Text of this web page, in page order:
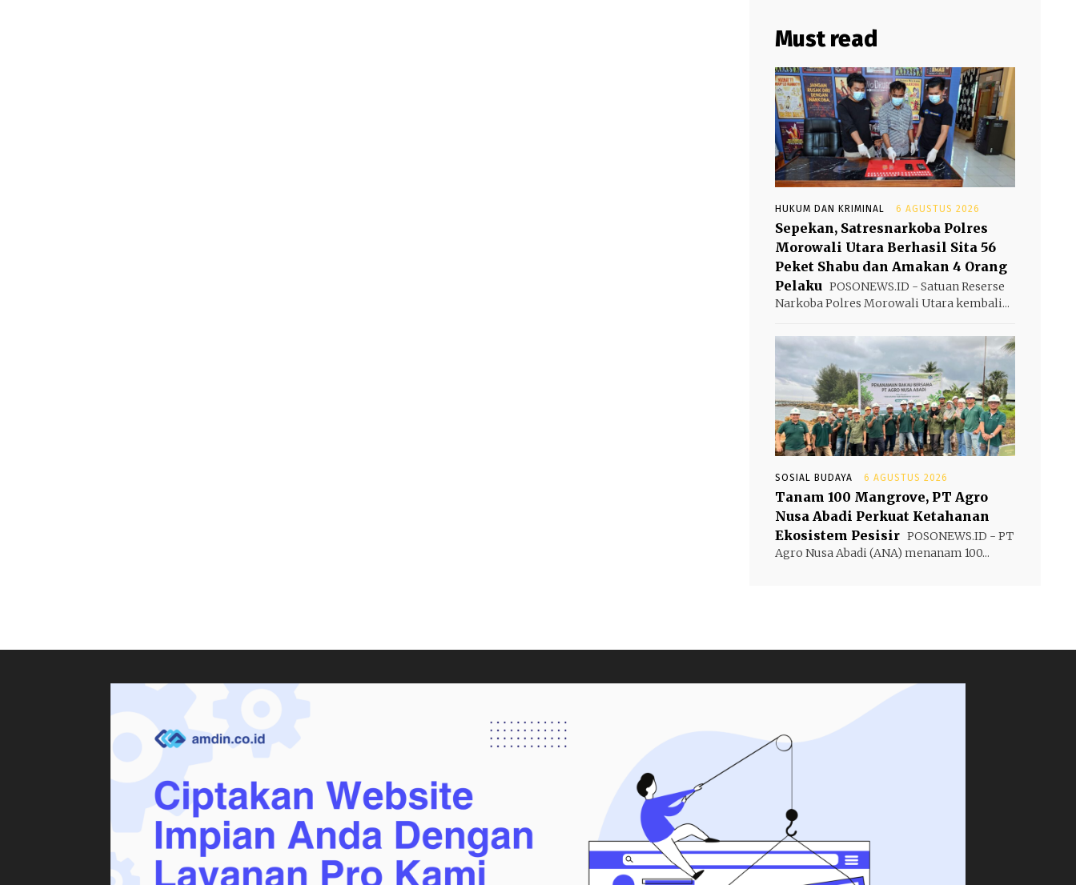
Must read
HUKUM DAN KRIMINAL 6 AGUSTUS 2026
Sepekan, Satresnarkoba Polres
Morowali Utara Berhasil Sita 56
Peket Shabu dan Amakan 4 Orang
Pelaku POSONEWS.ID - Satuan Reserse
Narkoba Polres Morowali Utara kembali...
SOSIAL BUDAYA 6 AGUSTUS 2026
Tanam 100 Mangrove, PT Agro
Nusa Abadi Perkuat Ketahanan
Ekosistem Pesisir POSONEWS.ID - PT
Agro Nusa Abadi (ANA) menanam 100...